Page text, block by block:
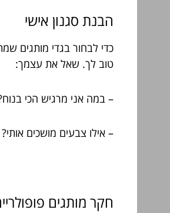
הבנת סגנון אישי
כדי לבחור בגדי מותגים
טוב לך. שאל את עצמך:
– במה אני מרגיש הכי
– אילו צבעים מושכים אותי?
חקר מותגים